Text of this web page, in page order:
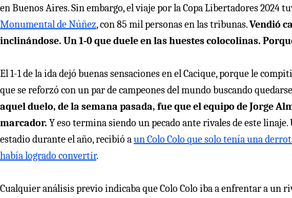
en Buenos Aires. Sin embargo, el viaje por la Copa Libertadores 2024
Monumental de Núñez, con 85 mil personas en las tribunas.Vendió
inclinándose. Un 1-0 que duele en las huestes colocolinas.
El 1-1 de la ida dejó buenas sensaciones en el Cacique, porque le
que se reforzó con un par de campeones del mundo buscando
aquel duelo, de la semana pasada, fue que el equipo de Jorge
marcador. Y eso termina siendo un pecado ante rivales de este
estadio durante el año, recibió aun Colo Colo que solo tenía una
había logrado convertir.
Cualquier análisis previo indicaba que Colo Colo iba a enfrentar a un